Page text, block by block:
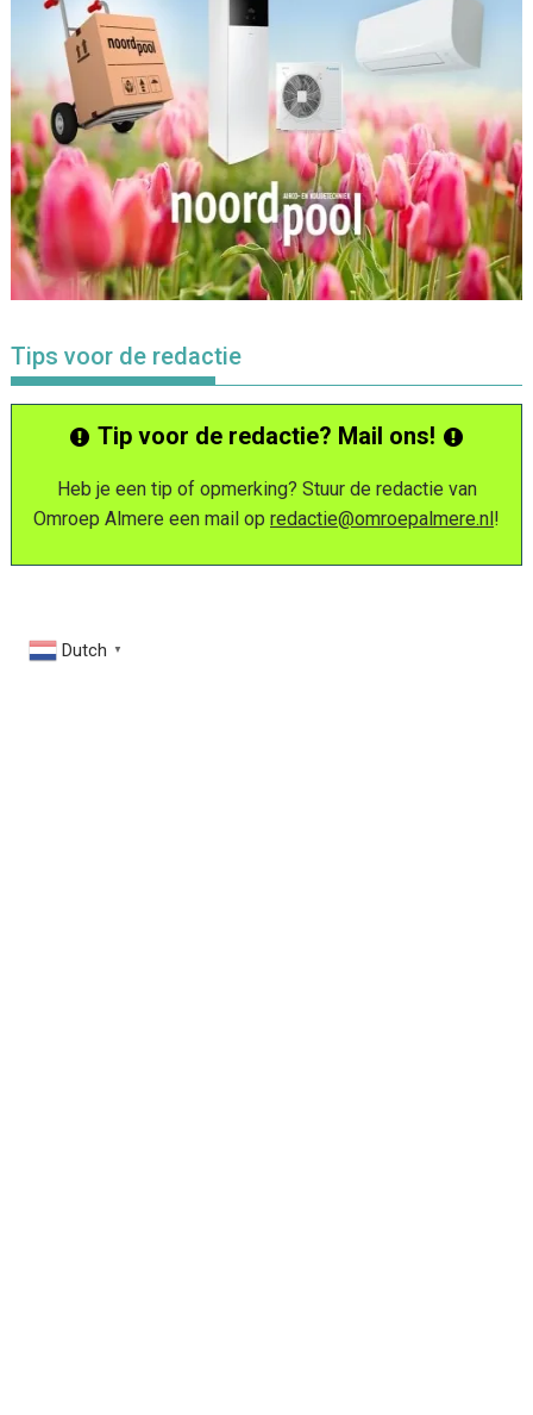
Tips voor de redactie
Tip voor de redactie? Mail ons!
Heb je een tip of opmerking? Stuur de redactie van
Omroep Almere een mail op redactie@omroepalmere.nl!
Dutch ▼